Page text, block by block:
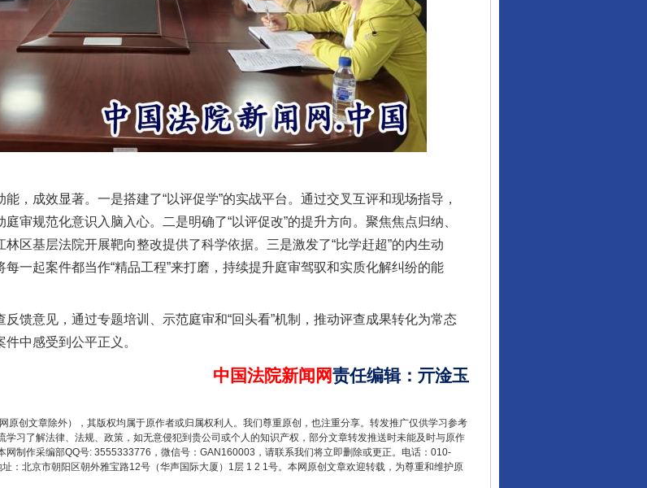
成效显著。一是搭建了“以评促学”的实战平台。通过交叉互评和现场指导，
审规范化意识入脑入心。二是明确了“以评促改”的提升方向。聚焦焦点归纳、
区基层法院开展靶向整改提供了科学依据。三是激发了“比学赶超”的内生动
一起案件都当作“精品工程”来打磨，持续提升庭审驾驭和实质化解纠纷的能
意见，通过专题培训、示范庭审和“回头看”机制，推动评查成果转化为常态
中感受到公平正义。
中国法院新闻网责任编辑： 亓淦玉
原创文章除外），其版权均属于原作者或归属权利人。我们尊重原创，也注重分享。转发推广仅供学习参考
习了解法律、法规、政策，如无意侵犯到贵公司或个人的知识产权，部分文章转发推送时未能及时与原作
制作采编部QQ号: 3555333776，微信号：GAN160003，请联系我们将立即删除或更正。电话：010-
：北京市朝阳区朝外雅宝路12号（华声国际大厦）1层 1 2 1号。本网原创文章欢迎转载，为尊重和维护原
一纸欠条伤亲情 巡回调解促和解.. 行业协会接连发公告
法徽映军营 权益有保障 让核能赋能千行百业
一批国家标准开始实施 从数据变化看反腐深化